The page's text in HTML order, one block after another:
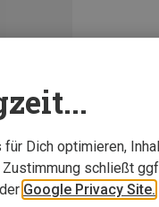
Dich optimieren,
schließt
Google Privacy Site.